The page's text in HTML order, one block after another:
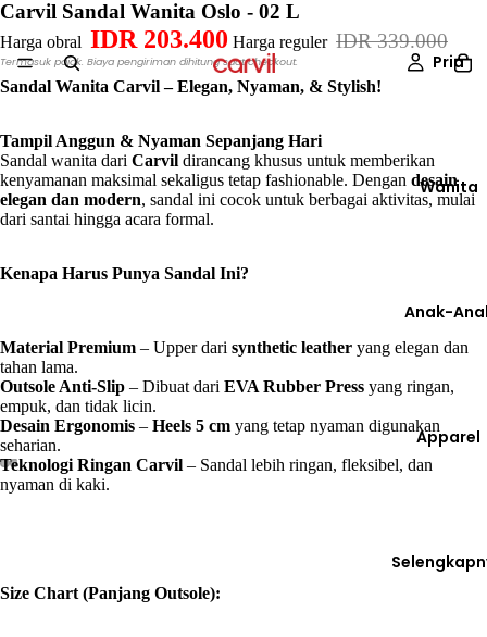
Pria
Wanita
Anak-
Apparel
Carvil Sandal Wanita Oslo - 02 L
Harga obral IDR 203.400 Harga reguler IDR 339.000
Termasuk pajak. Biaya pengiriman dihitung saat checkout.
Sandal Wanita Carvil – Elegan, Nyaman, & Stylish!
Tampil Anggun & Nyaman Sepanjang Hari
Sandal wanita dari Carvil dirancang khusus untuk memberikan
kenyamanan maksimal sekaligus tetap fashionable. Dengan desain
elegan dan modern, sandal ini cocok untuk berbagai aktivitas, mulai
dari santai hingga acara formal.
Kenapa Harus Punya Sandal Ini?
Material Premium – Upper dari synthetic leather yang elegan dan
tahan lama.
Outsole Anti-Slip – Dibuat dari EVA Rubber Press yang ringan,
empuk, dan tidak licin.
Desain Ergonomis – Heels 5 cm yang tetap nyaman digunakan
seharian.
Teknologi Ringan Carvil – Sandal lebih ringan, fleksibel, dan
nyaman di kaki.
Size Chart (Panjang Outsole):